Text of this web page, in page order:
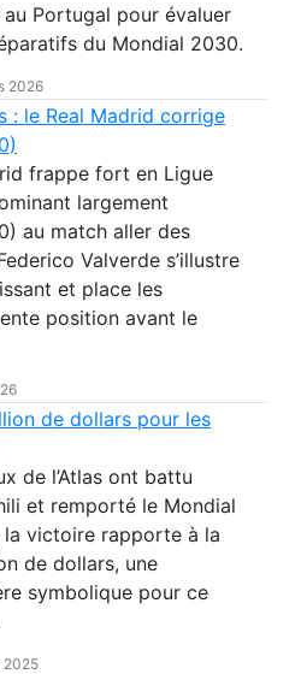
Portugal pour évaluer
du Mondial 2030.
2026
: le Real Madrid corrige
frappe fort en Ligue
largement
au match aller des
Valverde s’illustre
et place les
position avant le
de dollars pour les
de l’Atlas ont battu
et remporté le Mondial
victoire rapporte à la
de dollars, une
symbolique pour ce
2025